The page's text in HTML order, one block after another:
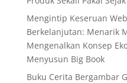
Mengintip Keseruan
Berkelanjutan: Menarik
Mengenalkan Konsep
Menyusun Big Book
Buku Cerita Bergambar